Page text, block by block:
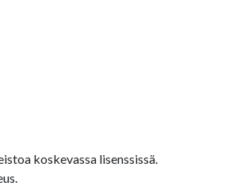
koskevassa lisenssissä.